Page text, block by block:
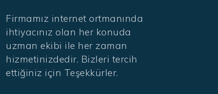
Firmamız internet ortmanında
ihtiyacınız olan her konuda
uzman ekibi ile her zaman
hizmetinizdedir. Bizleri tercih
ettiğiniz için Teşekkürler.